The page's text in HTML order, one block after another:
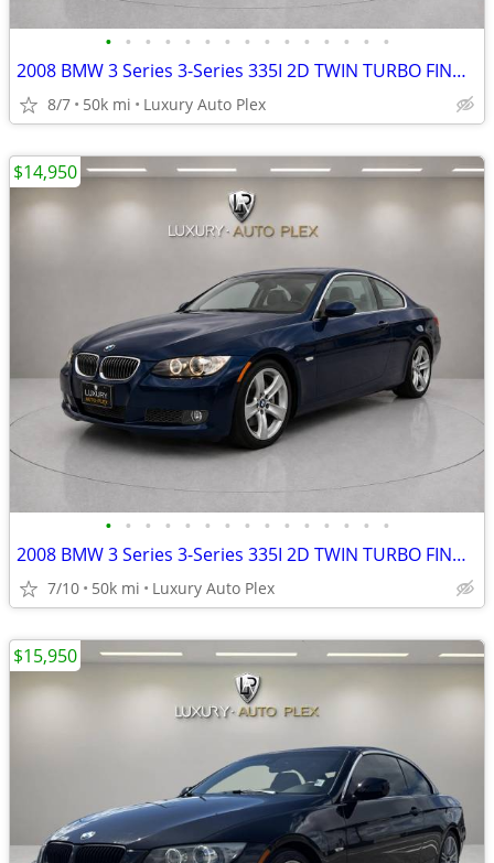
• • • • • • • • • • • • • • •
2008 BMW 3 Series 3-Series 335I 2D TWIN TURBO FIND SUPER LOW MILES 49,
8/7 50k mi Luxury Auto Plex
• • • • • • • • • • • • • • •
2008 BMW 3 Series 3-Series 335I 2D TWIN TURBO FIND SUPER LOW MILES 49,
7/10 50k mi Luxury Auto Plex
$14,950
$15,950